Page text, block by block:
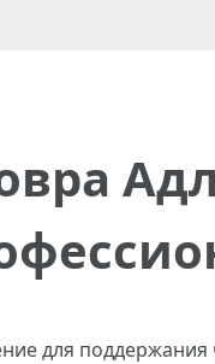
для поддержания